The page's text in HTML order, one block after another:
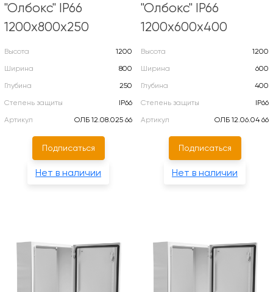
"Олбокс" IP66
1200х800х250
Высота
1200
Ширина
800
Глубина
250
Степень защиты
IP66
Артикул
ОЛБ 12.08.025 66
Подписаться
Нет в наличии
"Олбокс" IP66
1200х600х400
Высота
1200
Ширина
600
Глубина
400
Степень защиты
IP66
Артикул
ОЛБ 12.06.04 66
Подписаться
Нет в наличии